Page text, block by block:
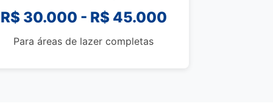
R$ 30.000 - R$ 45.000
Para áreas de lazer completas